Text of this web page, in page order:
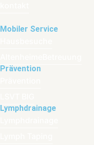
Mobiler Service
Prävention
Lymphdrainage